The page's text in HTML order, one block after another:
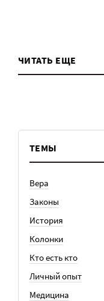
ЧИТАТЬ ЕЩЕ
ТЕМЫ
Вера
Законы
История
Колонки
Кто есть кто
Личный опыт
Медицина